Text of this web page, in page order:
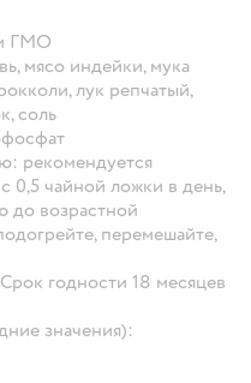
и ГМО
мясо индейки, мука
лук репчатый,
соль
рекомендуется
0,5 чайной ложки в день,
до возрастной
перемешайте,
годности 18 месяцев
значения):